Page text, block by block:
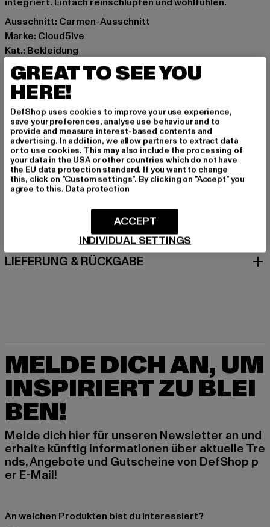
Ausschnitt: Carmen-Ausschnitt
Marke: Cloud5ive
Kat.: Bekleidung
Farbe: schwarz, beige
Hersteller Farbe: beige/black
Materialzusammensetzung: 95% Polyester, 5% Elasthan
Art.Nr: 25056021-02484
Hersteller: Bestseller Textilhandels GmbH |
hamburg@bestseller.com
Modering 1,Haus A | 22457 Hamburg | DE
GRÖSSE & PASSFORM
PFLEGEHINWEISE
LIEFERUNG & RÜCKGABE
MELDE DICH AN, UM
INSPIRIERT ZU BLEI
BEN!
Melde dich hier für unseren Newsletter an und
erhalte künftig Informationen über aktuelle Tre
nds, Angebote und Gutscheine von DefShop p
er E-Mail!
An welchen Produkten bist du interessiert?
GREAT TO SEE YOU
HERE!
DefShop uses cookies to improve your use experience,
save your preferences, analyse use behaviour and to
provide and measure interest-based contents and
advertising. In addition, we allow partners to extract data
or to use cookies. This may also include the processing of
your data in the USA or other countries which do not have
the EU data protection standard. If you want to change
this, click on "Custom settings". By clicking on "Accept" you
agree to this. Data protection
INDIVIDUAL SETTINGS
ACCEPT